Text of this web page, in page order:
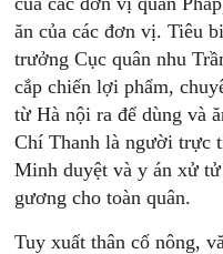
ăn của các đơn vị. Tiêu
trưởng Cục quân nhu
cắp chiến lợi phẩm,
từ Hà nội ra để dùng và
Chí Thanh là người trực
Minh duyệt và y án xử
gương cho toàn quân.
Tuy xuất thân cố nông,